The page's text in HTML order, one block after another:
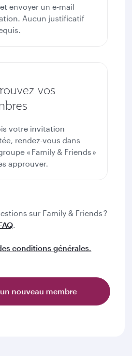
envoyer un e-mail
Aucun justificatif
vos
votre invitation
rendez-vous dans
« Family & Friends »
approuver.
sur Family & Friends ?
.
conditions générales.
nouveau membre